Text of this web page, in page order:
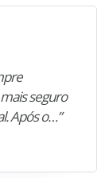
seguro
Após o…”